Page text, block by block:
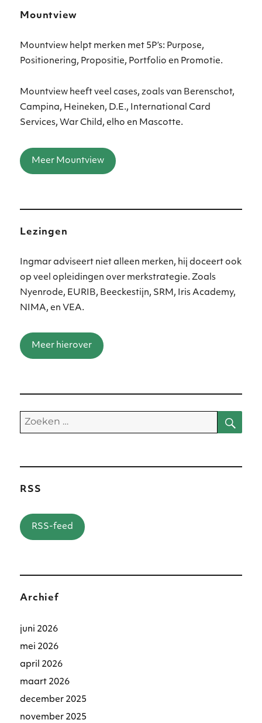
Mountview
Mountview helpt merken met 5P’s: Purpose,
Positionering, Propositie, Portfolio en Promotie.
Mountview heeft veel cases, zoals van Berenschot,
Campina, Heineken, D.E., International Card
Services, War Child, elho en Mascotte.
Meer Mountview
Lezingen
Ingmar adviseert niet alleen merken, hij doceert ook
op veel opleidingen over merkstrategie. Zoals
Nyenrode, EURIB, Beeckestijn, SRM, Iris Academy,
NIMA, en VEA.
Meer hierover
Zoeken
naar:
RSS
RSS-feed
Archief
juni 2026
mei 2026
april 2026
maart 2026
december 2025
november 2025